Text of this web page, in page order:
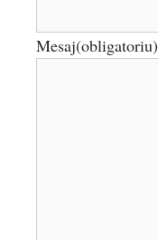
Mesaj(obligatoriu)